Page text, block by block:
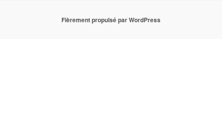
Fièrement propulsé par WordPress